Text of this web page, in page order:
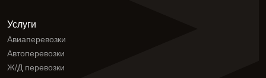
Услуги
Авиаперевозки
Автоперевозки
Ж/Д перевозки